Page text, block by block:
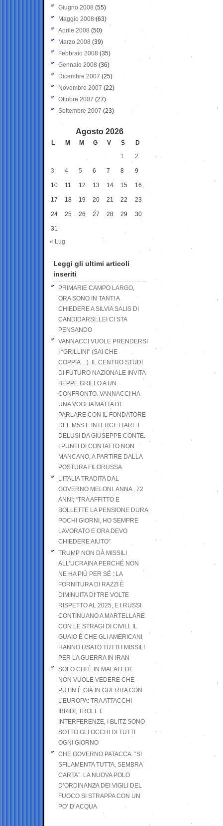
Giugno 2008 (55)
Maggio 2008(63)
Aprile 2008 (50)
Marzo 2008 (39)
Febbraio 2008 (35)
Gennaio 2008 (36)
Dicembre 2007 (25)
Novembre 2007 (22)
Ottobre 2007 (27)
Settembre 2007 (23)
Agosto 2026
L M M G V S
D
1
2
3 4 5 6 7 8 9
10 11 12 13 14 15 16
17 18 19 20 21 22 23
24 25 26 27 28 29 30
31
« Lug
Leggi gli ultimi articoli
inseriti
PRIMARIE CAMPO LARGO,
ORA SONO IN TANTI A
CHIEDERE A SILVIA SALIS DI
CANDIDARSI: LEI CI STA
PENSANDO
VANNACCI VUOLE PRENDERSI
I “GRILLINI” (SAI CHE
COPPIA…). IL CENTRO STUDI
DI FUTURO NAZIONALE INVITA
BEPPE GRILLO A UN
CONFRONTO. VANNACCI HA
UNA VOGLIA MATTA DI
PARLARE CON IL FONDATORE
DEL M5S E INTERCETTARE I
DELUSI DA GIUSEPPE CONTE.
I PUNTI DI CONTATTO NON
MANCANO, A PARTIRE DALLA
POSTURA FILORUSSA
L’ITALIA TRADITA DAL
GOVERNO MELONI. ANNA , 72
ANNI; “TRA AFFITTO E
BOLLETTE LA PENSIONE DURA
POCHI GIORNI, HO SEMPRE
LAVORATO E ORA DEVO
CHIEDERE AIUTO”
TRUMP NON DÀ MISSILI
ALL’UCRAINA PERCHÉ NON
NE HA PIÙ PER SÉ : LA
FORNITURA DI RAZZI È
DIMINUITA DI TRE VOLTE
RISPETTO AL 2025, E I RUSSI
CONTINUANO A MARTELLARE
CON LE STRAGI DI CIVILI. IL
GUAIO È CHE GLI AMERICANI
HANNO USATO TUTTI I MISSILI
PER LA GUERRA IN IRAN
SOLO CHI È IN MALAFEDE
NON VUOLE VEDERE CHE
PUTIN È GIÀ IN GUERRA CON
L’EUROPA: TRA ATTACCHI
IBRIDI, TROLL E
INTERFERENZE, I BLITZ SONO
SOTTO GLI OCCHI DI TUTTI
OGNI GIORNO
CHE GOVERNO PATACCA. “SI
SFILAMENTA TUTTA, SEMBRA
CARTA”. LA NUOVA POLO
D’ORDINANZA DEI VIGILI DEL
FUOCO SI STRAPPA CON UN
PO’ D’ACQUA